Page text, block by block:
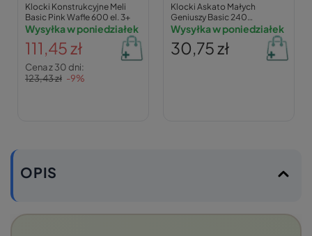
Klocki Konstrukcyjne Meli
Basic Pink Wafle 600 el. 3+
Wysyłka w poniedziałek
111,45 zł
Cena z 30 dni:
123,43 zł -9%
Klocki Askato Małych
Geniuszy Basic 240
elementów (3+)
Wysyłka w poniedziałek
30,75 zł
OPIS